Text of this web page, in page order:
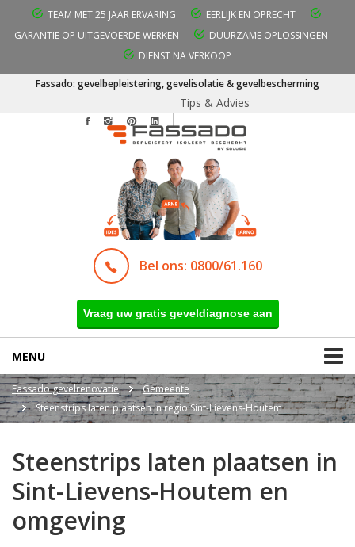
TEAM MET 25 JAAR ERVARING
EERLIJK EN OPRECHT
GARANTIE OP UITGEVOERDE WERKEN
DUURZAME OPLOSSINGEN
DIENST NA VERKOOP
Fassado: gevelbepleistering, gevelisolatie & gevelbescherming
Tips & Advies
Bel ons: 0800/61.160
Vraag uw gratis geveldiagnose aan
MENU
Fassado gevelrenovatie
Gemeente
Steenstrips laten plaatsen in regio Sint-Lievens-Houtem
Steenstrips laten plaatsen in
Sint-Lievens-Houtem en
omgeving